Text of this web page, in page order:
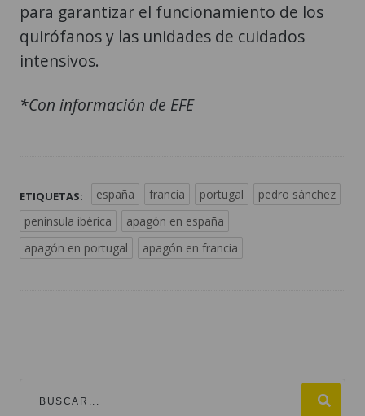
para garantizar el funcionamiento de los
quirófanos y las unidades de cuidados
intensivos.
*Con información de EFE
ETIQUETAS: españa francia portugal
pedro sánchez
península ibérica
apagón en españa
apagón en portugal
apagón en francia